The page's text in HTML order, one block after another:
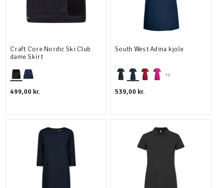
Craft Core Nordic Ski Club
dame Skirt
499,00 kr.
+2
South West Adina kjole
539,00 kr.